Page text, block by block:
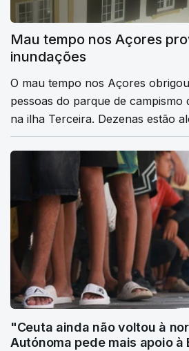
Mau tempo nos Açores
inundações
O mau tempo nos Açores
pessoas do parque de campismo
na ilha Terceira. Dezenas estão
"Ceuta ainda não voltou à
Autónoma pede mais apoio à